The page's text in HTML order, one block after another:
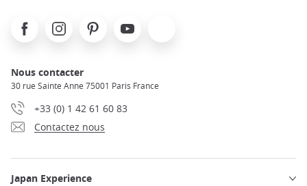
FacebookInstagramPinterest Youtube
Nous contacter
30 rue Sainte Anne 75001 Paris France
+33 (0) 1 42 61 60 83
Contactez nous
Japan Experience